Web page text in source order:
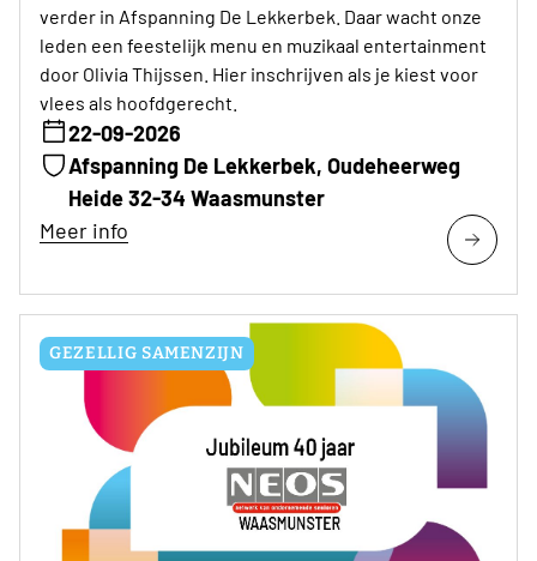
verder in Afspanning De Lekkerbek. Daar wacht onze
leden een feestelijk menu en muzikaal entertainment
door Olivia Thijssen. Hier inschrijven als je kiest voor
vlees als hoofdgerecht.
22-09-2026
Afspanning De Lekkerbek, Oudeheerweg
Heide 32-34 Waasmunster
Meer info
GEZELLIG SAMENZIJN